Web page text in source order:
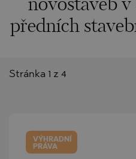
novostaveb
předních
Stránka 1 z 4
VÝHRADNÍ
PRÁVA